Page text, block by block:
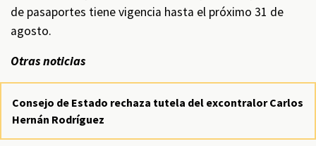
de pasaportes tiene vigencia hasta el próximo 31 de
agosto.
Otras noticias
Consejo de Estado rechaza tutela del excontralor Carlos
Hernán Rodríguez